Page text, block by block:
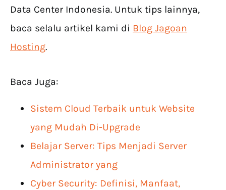
Data Center Indonesia. Untuk tips lainnya,
baca selalu artikel kami di Blog Jagoan
Hosting.
Baca Juga:
Sistem Cloud Terbaik untuk Website
yang Mudah Di-Upgrade
Belajar Server: Tips Menjadi Server
Administrator yang
Cyber Security: Definisi, Manfaat,